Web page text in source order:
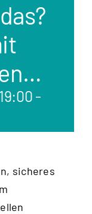
-
sicheres